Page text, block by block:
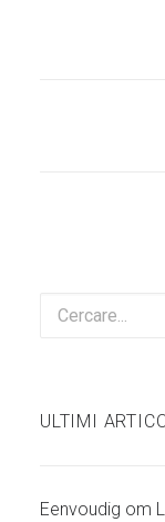
ULTIMI
Eenvoudig om